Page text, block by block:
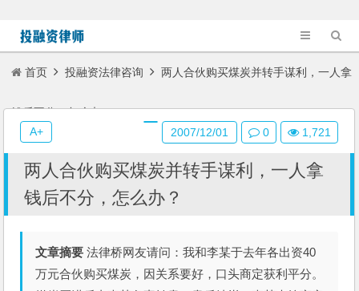
首页 投融资法律咨询 两人合伙购买煤炭并转手谋利，一人拿
钱后不分，怎么办？
两人合伙购买煤炭并转手谋利，一人拿
钱后不分，怎么办？
文章摘要 法律桥网友请问：我和李某于去年各出资40
万元合伙购买煤炭，因关系要好，口头商定获利平分。
2007/12/01 0 1,721
A+